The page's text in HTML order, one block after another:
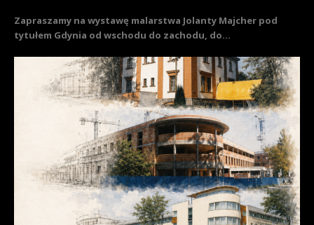
Zapraszamy na wystawę malarstwa Jolanty Majcher pod
tytułem Gdynia od wschodu do zachodu, do...